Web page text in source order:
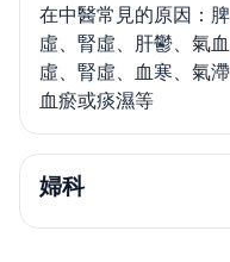
在中醫常見的原因：脾
虛、腎虛、肝鬱、氣血
虛、腎虛、血寒、氣滯
血瘀或痰濕等
婦科